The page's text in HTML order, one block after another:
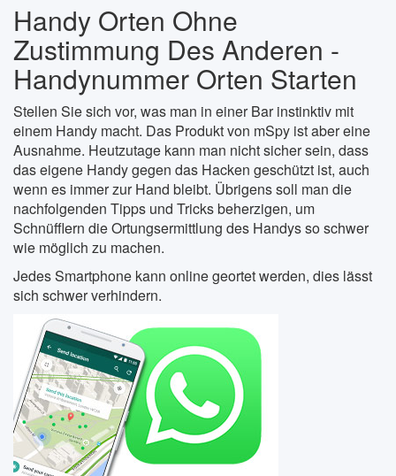
Handy Orten Ohne
Zustimmung Des Anderen -
Handynummer Orten Starten
Stellen Sie sich vor, was man in einer Bar instinktiv mit
einem Handy macht. Das Produkt von mSpy ist aber eine
Ausnahme. Heutzutage kann man nicht sicher sein, dass
das eigene Handy gegen das Hacken geschützt ist, auch
wenn es immer zur Hand bleibt. Übrigens soll man die
nachfolgenden Tipps und Tricks beherzigen, um
Schnüfflern die Ortungsermittlung des Handys so schwer
wie möglich zu machen.
Jedes Smartphone kann online geortet werden, dies lässt
sich schwer verhindern.